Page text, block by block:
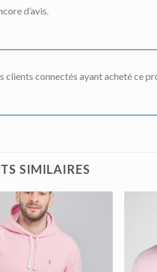
d’avis.
clients connectés ayant acheté ce
SIMILAIRES